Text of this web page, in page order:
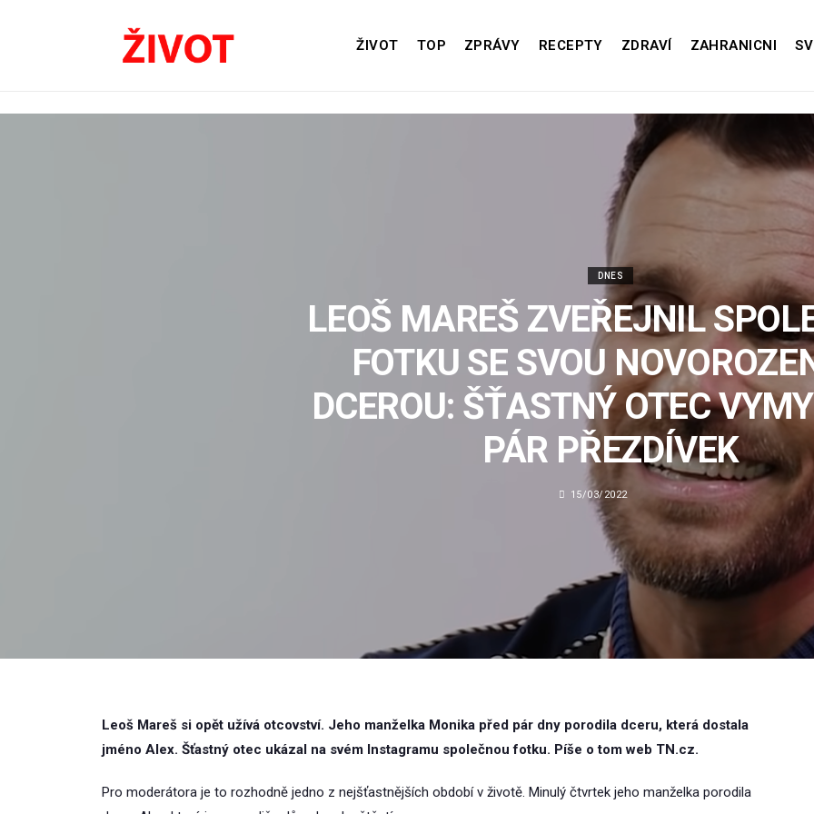
ŽIVOT TOP ZPRÁVY RECEPTY ZDRAVÍ ZAHRANICNI
DNES
LEOŠ MAREŠ ZVEŘEJNIL
FOTKU SE SVOU
DCEROU: ŠŤASTNÝ OTEC
PÁR PŘEZDÍVEK
15/03/2022
Leoš Mareš si opět užívá otcovství. Jeho manželka Monika před pár dny porodila dceru, která dostala
jméno Alex. Šťastný otec ukázal na svém Instagramu společnou fotku. Píše o tom web TN.cz.
Pro moderátora je to rozhodně jedno z nejšťastnějších období v životě. Minulý čtvrtek jeho manželka porodila